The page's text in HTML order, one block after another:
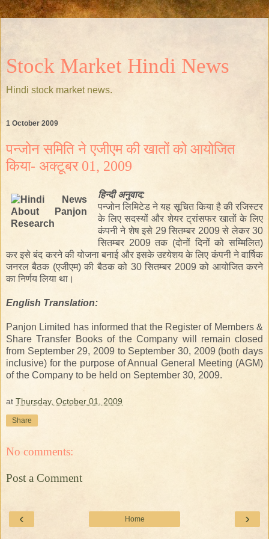
Stock Market Hindi News
Hindi stock market news.
1 October 2009
पन्जोन समिति ने एजीएम की खातों को आयोजित
किया- अक्टूबर 01, 2009
हिन्दीअनुवाद:
पन्जोन लिमिटेड ने यह सूचित किया है की रजिस्टर
के लिए सदस्यों और शेयर ट्रांसफर खातों के लिए
कंपनी ने शेष इसे 29 सितम्बर 2009 से लेकर 30
सितम्बर 2009 तक (दोनों दिनों को सम्मिलित)
कर इसे बंद करने की योजना बनाई और इसके उद्द्येशय के लिए कंपनी ने वार्षिक
जनरल बैठक (एजीएम) की बैठक को 30 सितम्बर 2009 को आयोजित करने
का निर्णय लिया था।
English Translation:
Panjon Limited has informed that the Register of Members &
Share Transfer Books of the Company will remain closed
from September 29, 2009 to September 30, 2009 (both days
inclusive) for the purpose of Annual General Meeting (AGM)
of the Company to be held on September 30, 2009.
at Thursday, October 01, 2009
Share
No comments:
Post a Comment
‹ ›
Home